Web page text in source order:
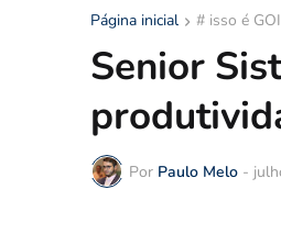
Página inicial # isso é
Senior
Por Paulo Melo -